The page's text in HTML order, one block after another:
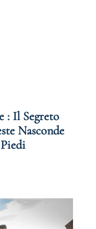
: Il Segreto
Nasconde